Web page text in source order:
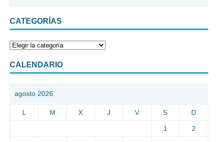
CATEGORÍAS
CALENDARIO
agosto 2026
L M X J V S D
1 2